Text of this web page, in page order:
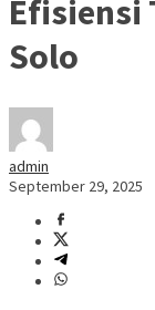
Efisiensi
Solo
admin
September 29, 2025